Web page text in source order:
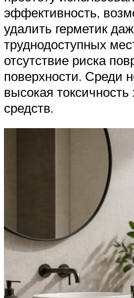
эффективность,
удалить герметик
труднодоступных
отсутствие риска
поверхности. Среди
высокая
средств.